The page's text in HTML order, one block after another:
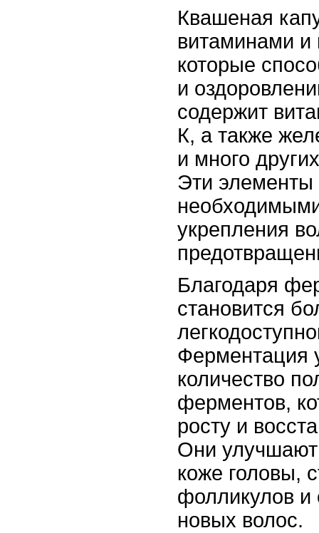
Квашеная
витаминами
которые
и
содержит
К, а также
и много
Эти элементы
укрепления
Благодаря
становится
Ферментация
количество
ферментов,
росту и
Они
коже головы,
фолликулов и
новых волос.